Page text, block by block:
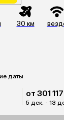
30 км
даты
от 301
5 дек. - 13